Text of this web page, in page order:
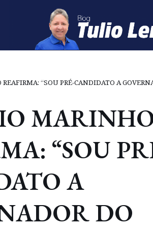
“SOU PRÉ-CANDIDATO A
“SOU
A
DO